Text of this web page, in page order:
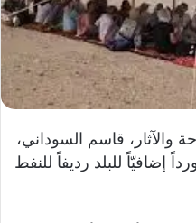
والآثار، قاسم السوداني،
إضافيّاً للبلد رديفاً للنفط